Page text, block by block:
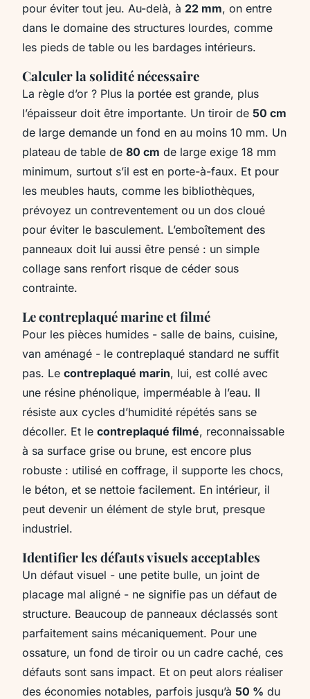
pour éviter tout jeu. Au-delà, à 22 mm, on entre
dans le domaine des structures lourdes, comme
les pieds de table ou les bardages intérieurs.
Calculer la solidité nécessaire
La règle d’or ? Plus la portée est grande, plus
l’épaisseur doit être importante. Un tiroir de 50 cm
de large demande un fond en au moins 10 mm. Un
plateau de table de 80 cm de large exige 18 mm
minimum, surtout s’il est en porte-à-faux. Et pour
les meubles hauts, comme les bibliothèques,
prévoyez un contreventement ou un dos cloué
pour éviter le basculement. L’emboîtement des
panneaux doit lui aussi être pensé : un simple
collage sans renfort risque de céder sous
contrainte.
Le contreplaqué marine et filmé
Pour les pièces humides - salle de bains, cuisine,
van aménagé - le contreplaqué standard ne suffit
pas. Le contreplaqué marin, lui, est collé avec
une résine phénolique, imperméable à l’eau. Il
résiste aux cycles d’humidité répétés sans se
décoller. Et le contreplaqué filmé, reconnaissable
à sa surface grise ou brune, est encore plus
robuste : utilisé en coffrage, il supporte les chocs,
le béton, et se nettoie facilement. En intérieur, il
peut devenir un élément de style brut, presque
industriel.
Identifier les défauts visuels acceptables
Un défaut visuel - une petite bulle, un joint de
placage mal aligné - ne signifie pas un défaut de
structure. Beaucoup de panneaux déclassés sont
parfaitement sains mécaniquement. Pour une
ossature, un fond de tiroir ou un cadre caché, ces
défauts sont sans impact. Et on peut alors réaliser
des économies notables, parfois jusqu’à 50 % du